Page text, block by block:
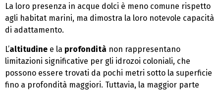
La loro presenza in acque dolci è meno comune rispetto
agli habitat marini, ma dimostra la loro notevole capacità
di adattamento.
L’altitudine e la profondità non rappresentano
limitazioni significative per gli idrozoi coloniali, che
possono essere trovati da pochi metri sotto la superficie
fino a profondità maggiori. Tuttavia, la maggior parte